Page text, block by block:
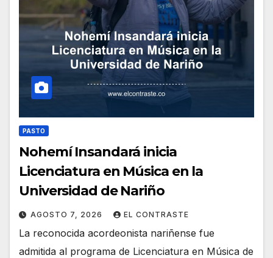
PASTO
Nohemí Insandará inicia
Licenciatura en Música en la
Universidad de Nariño
AGOSTO 7, 2026 EL CONTRASTE
La reconocida acordeonista nariñense fue
admitida al programa de Licenciatura en Música de